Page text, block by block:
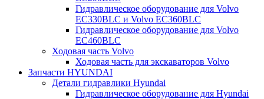
Гидравлическое оборудование для Volvo
EC330BLC и Volvo EC360BLC
Гидравлическое оборудование для Volvo
EC460BLC
Ходовая часть Volvo
Ходовая часть для экскаваторов Volvo
Запчасти HYUNDAI
Детали гидравлики Hyundai
Гидравлическое оборудование для Hyundai